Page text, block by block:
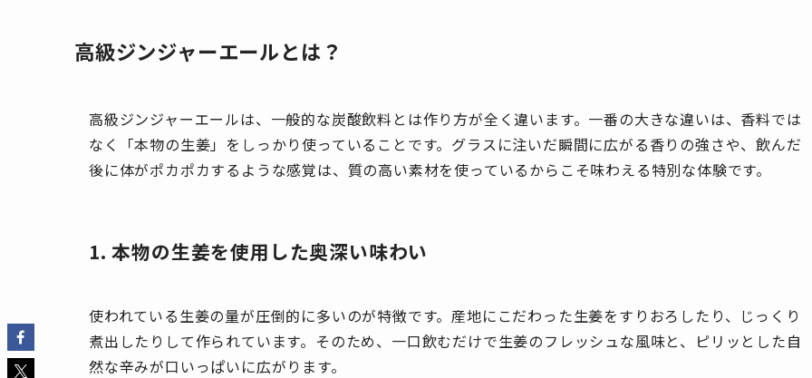
高級ジンジャーエールとは？
高級ジンジャーエールは、一般的な炭酸飲料とは作り方が全く違います。一番の大きな違いは、香料では
なく「本物の生姜」をしっかり使っていることです。グラスに注いだ瞬間に広がる香りの強さや、飲んだ
後に体がポカポカするような感覚は、質の高い素材を使っているからこそ味わえる特別な体験です。
1. 本物の生姜を使用した奥深い味わい
使われている生姜の量が圧倒的に多いのが特徴です。産地にこだわった生姜をすりおろしたり、じっくり
煮出したりして作られています。そのため、一口飲むだけで生姜のフレッシュな風味と、ピリッとした自
然な辛みが口いっぱいに広がります。